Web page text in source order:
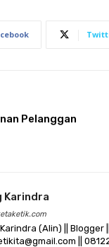
Pelanggan
Karindra
(Alin) || Blogger
||